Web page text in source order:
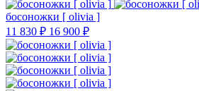
босоножки [ olivia ]
11 830 ₽ 16 900 ₽